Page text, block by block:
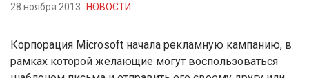
28 ноября 2013 НОВОСТИ
Корпорация Microsoft начала рекламную кампанию, в
рамках которой желающие могут воспользоваться